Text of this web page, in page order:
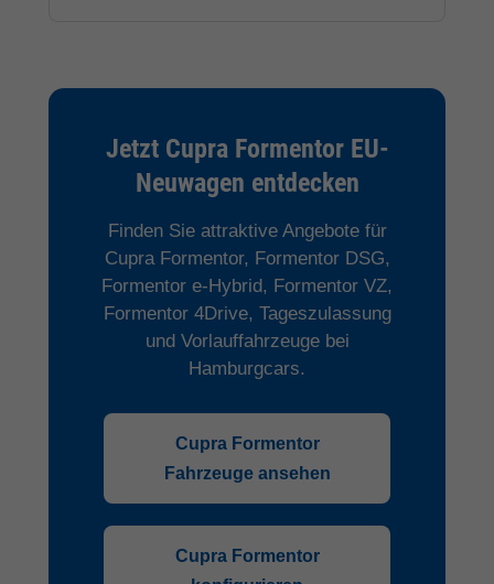
Jetzt Cupra Formentor EU-
Neuwagen entdecken
Finden Sie attraktive Angebote für
Cupra Formentor, Formentor DSG,
Formentor e-Hybrid, Formentor VZ,
Formentor 4Drive, Tageszulassung
und Vorlauffahrzeuge bei
Hamburgcars.
Cupra Formentor
Fahrzeuge ansehen
Cupra Formentor